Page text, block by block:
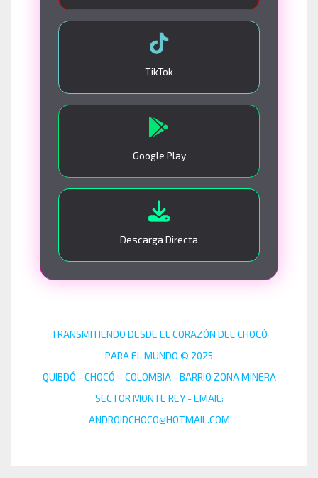
TikTok
Google Play
Descarga Directa
TRANSMITIENDO DESDE EL CORAZÓN DEL CHOCÓ
PARA EL MUNDO © 2025
QUIBDÓ - CHOCÓ – COLOMBIA - BARRIO ZONA MINERA
SECTOR MONTE REY - EMAIL:
ANDROIDCHOCO@HOTMAIL.COM